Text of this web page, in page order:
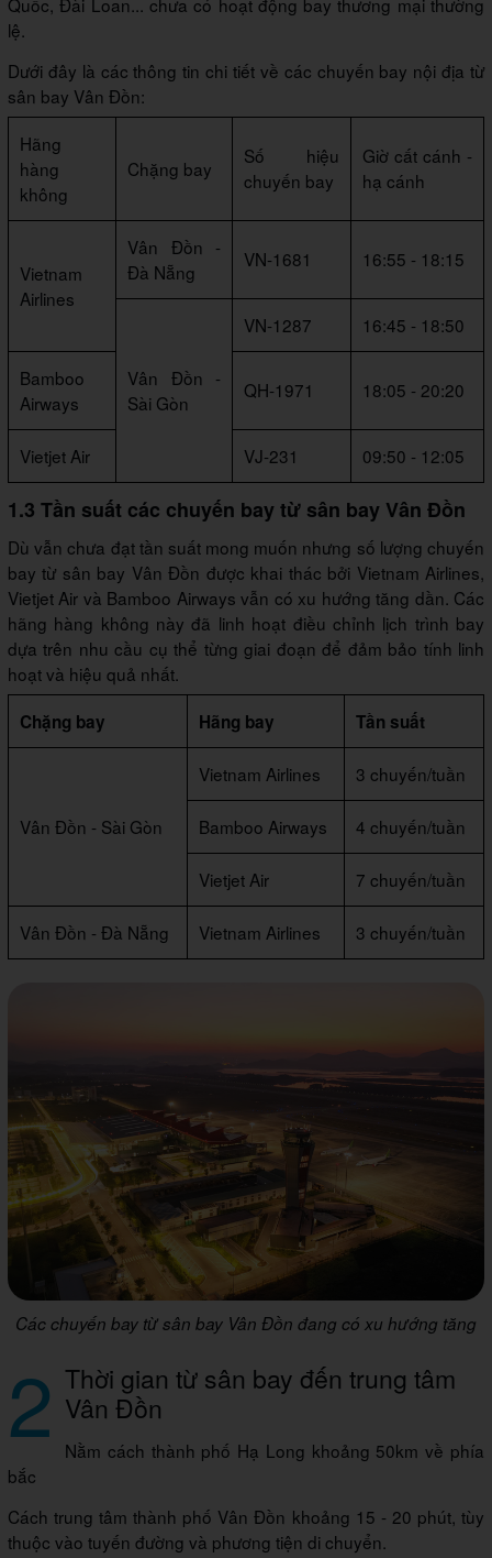
lệ.
Dưới đây là các thông tin chi tiết về các chuyến bay nội địa từ
sân bay Vân Đồn:
Hãng
hàng
không
Chặng bay
Số hiệu
chuyến bay
Giờ cất cánh -
hạ cánh
Vietnam
Airlines
Vân Đồn -
Đà Nẵng
VN-1681 16:55 - 18:15
Vân Đồn -
Sài Gòn
VN-1287 16:45 - 18:50
Bamboo
Airways
QH-1971 18:05 - 20:20
Vietjet Air VJ-231 09:50 - 12:05
1.3 Tần suất các chuyến bay từ sân bay Vân Đồn
Dù vẫn chưa đạt tần suất mong muốn nhưng số lượng chuyến
bay từ sân bay Vân Đồn được khai thác bởi Vietnam Airlines,
Vietjet Air và Bamboo Airways vẫn có xu hướng tăng dần. Các
hãng hàng không này đã linh hoạt điều chỉnh lịch trình bay
dựa trên nhu cầu cụ thể từng giai đoạn để đảm bảo tính linh
hoạt và hiệu quả nhất.
Chặng bay
Hãng bay Tần suất
Vân Đồn - Sài Gòn
Vietnam Airlines 3 chuyến/tuần
Bamboo Airways 4 chuyến/tuần
Vietjet Air 7 chuyến/tuần
Vân Đồn - Đà Nẵng Vietnam Airlines 3 chuyến/tuần
Các chuyến bay từ sân bay Vân Đồn đang có xu hướng tăng
2 Thời gian từ sân bay đến trung tâm
Vân Đồn
Nằm cách thành phố Hạ Long khoảng 50km về phía
bắc
Cách trung tâm thành phố Vân Đồn khoảng 15 - 20 phút, tùy
thuộc vào tuyến đường và phương tiện di chuyển.